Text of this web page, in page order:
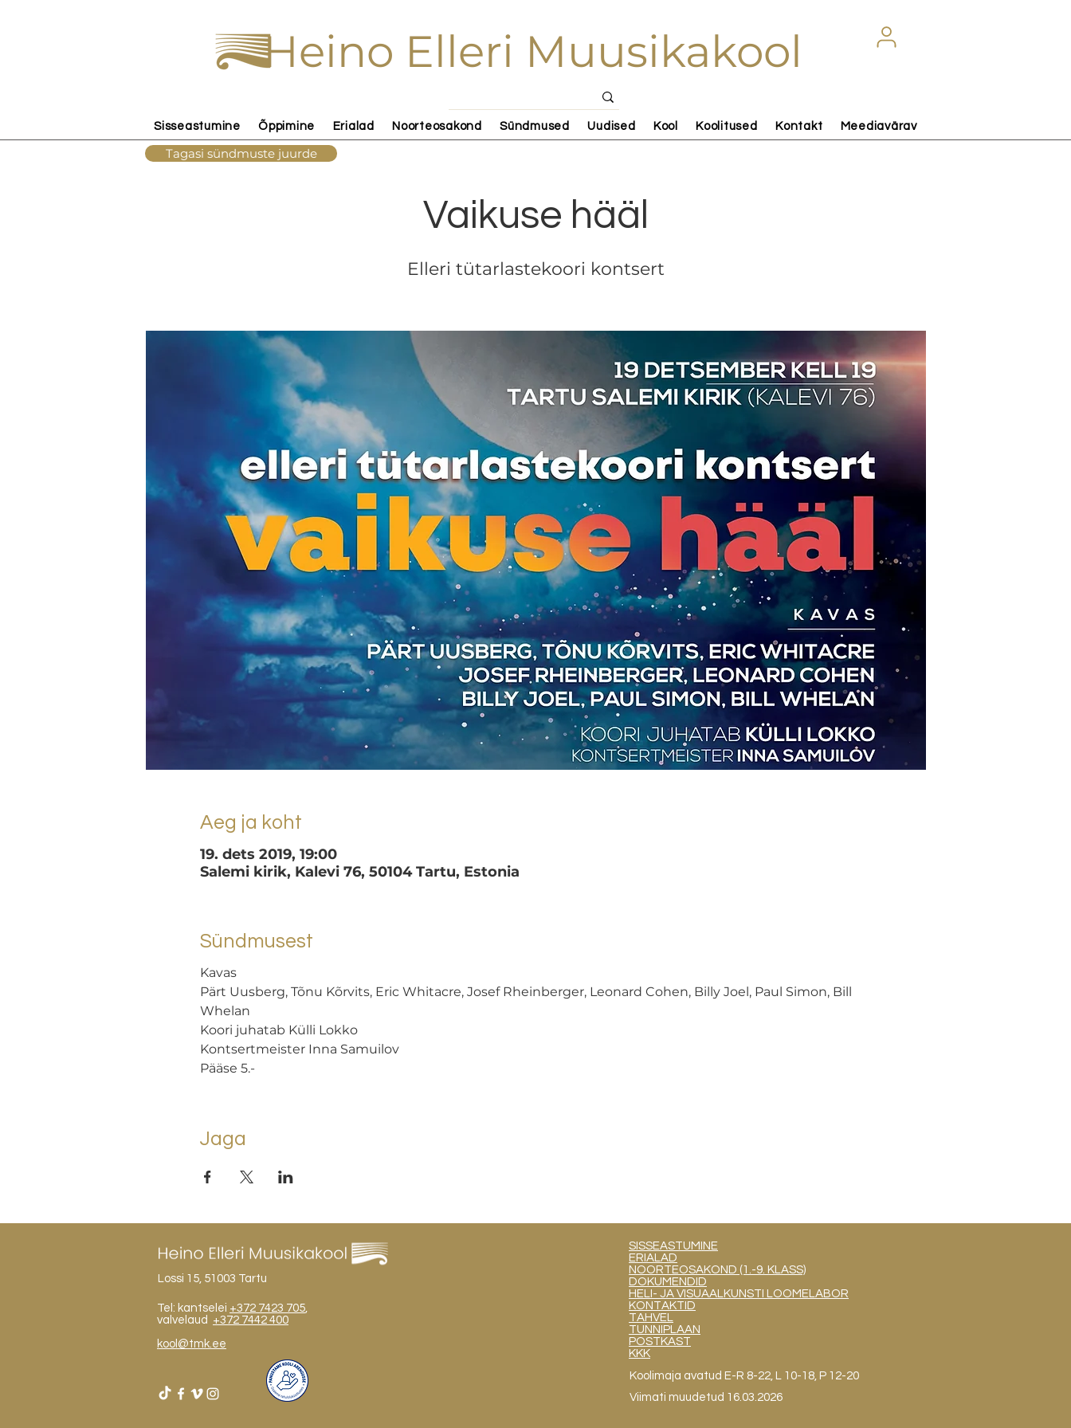
Heino Elleri Muusikakool
Sisseastumine Õppimine Erialad Noorteosakond Sündmused Uudised Kool Koolitused Kontakt Meediavärav
Vaikuse hääl
Elleri tütarlastekoori kontsert
Aeg ja koht
19. dets 2019, 19:00
Salemi kirik, Kalevi 76, 50104 Tartu, Estonia
Sündmusest
Kavas
Pärt Uusberg, Tõnu Kõrvits, Eric Whitacre, Josef Rheinberger, Leonard Cohen, Billy Joel, Paul Simon, Bill
Whelan
Koori juhatab Külli Lokko
Kontsertmeister Inna Samuilov
Pääse 5.-
Jaga
Tagasi sündmuste juurde
Lossi 15, 51003 Tartu
Tel: kantselei +372 7423 705
valvelaud +372 7442 400
kool@tmk.ee
SISSEASTUMINE
ERIALAD
NOORTEOSAKOND (1.-9. KLASS)
DOKUMENDID
HELI- JA VISUAALKUNSTI LOOMELABOR
KONTAKTID
TAHVEL
TUNNIPLAAN
POSTKAST
KKK
Koolimaja avatud E-R 8-22, L 10-18, P 12-20
Viimati muudetud 16.03.2026